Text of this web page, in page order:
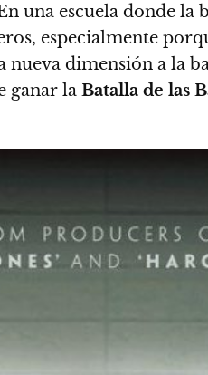
una escuela donde la
especialmente
nueva dimensión a la
ganar la Batalla de las